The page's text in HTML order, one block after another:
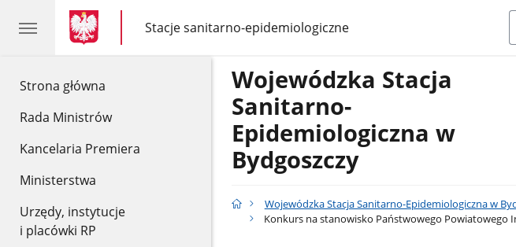
Strona główna
Rada Ministrów
Kancelaria Premiera
Ministerstwa
Urzędy, instytucje
i placówki RP
gov.pl
gov.pl
Stacje sanitarno-epidemiologiczne
gov.pl
Stacje
sanitarno-
epidemiologiczne
Wojewódzka Stacja
Sanitarno-
Epidemiologiczna w
Bydgoszczy
Wojewódzka Stacja Sanitarno-Epidemiologiczna w
Konkurs na stanowisko Państwowego Powiatowego